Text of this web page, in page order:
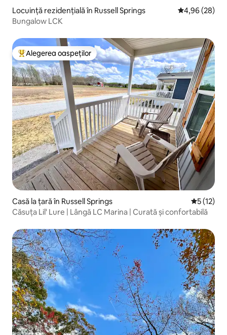
Locuință rezidențială în Russell Springs Scor mediu
4,96 (28)
Bungalow LCK
Locuință din topul categoriei Alegerea oaspeților
Alegerea oaspeților
Casă la țară în Russell Springs Scor
5 (12)
Căsuța Lil' Lure | Lângă LC Marina | Curată și confortabilă